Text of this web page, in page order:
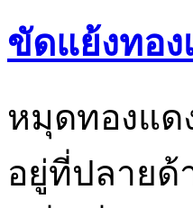
ขัดแย้งทอง
หมุดทองแด
อยู่ที่ปลายด้